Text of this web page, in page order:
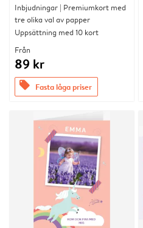
Inbjudningar | Premiumkort med
tre olika val av papper
Uppsättning med 10 kort
Från
89 kr
offers Fasta låga priser